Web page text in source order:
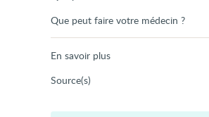
Que peut faire votre médecin ?
En savoir plus
Source(s)